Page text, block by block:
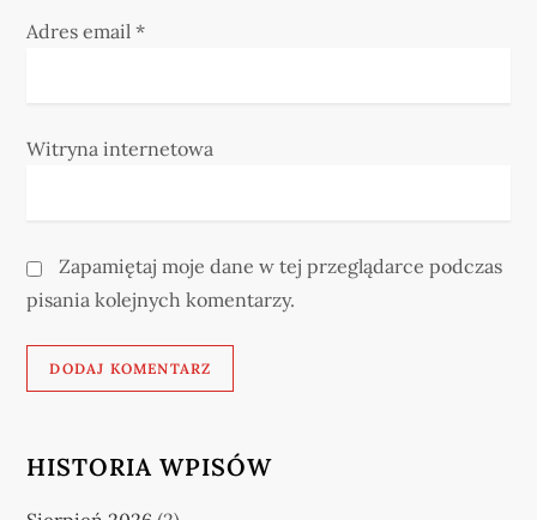
Adres email*
Witryna internetowa
Zapamiętaj moje dane w tej przeglądarce podczas
pisania kolejnych komentarzy.
HISTORIA WPISÓW